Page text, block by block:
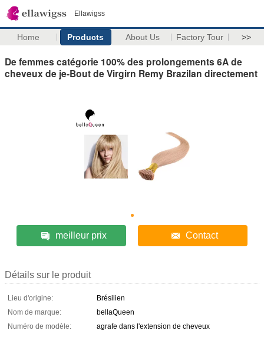
Ellawigss
Home Products About Us Factory Tour >>
De femmes catégorie 100% des prolongements 6A de
cheveux de je-Bout de Virgirn Remy Brazilan directement
meilleur prix Contact
Détails sur le produit
Lieu d'origine:
Brésilien
Nom de marque:
bellaQueen
Numéro de modèle:
agrafe dans l'extension de cheveux